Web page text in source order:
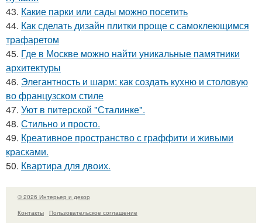
43. Какие парки или сады можно посетить
44. Как сделать дизайн плитки проще с самоклеющимся
трафаретом
45. Где в Москве можно найти уникальные памятники
архитектуры
46. Элегантность и шарм: как создать кухню и столовую
во французском стиле
47. Уют в питерской "Сталинке".
48. Стильно и просто.
49. Креативное пространство с граффити и живыми
красками.
50. Квартира для двоих.
© 2026 Интерьер и декор
Контакты
Пользовательское соглашение